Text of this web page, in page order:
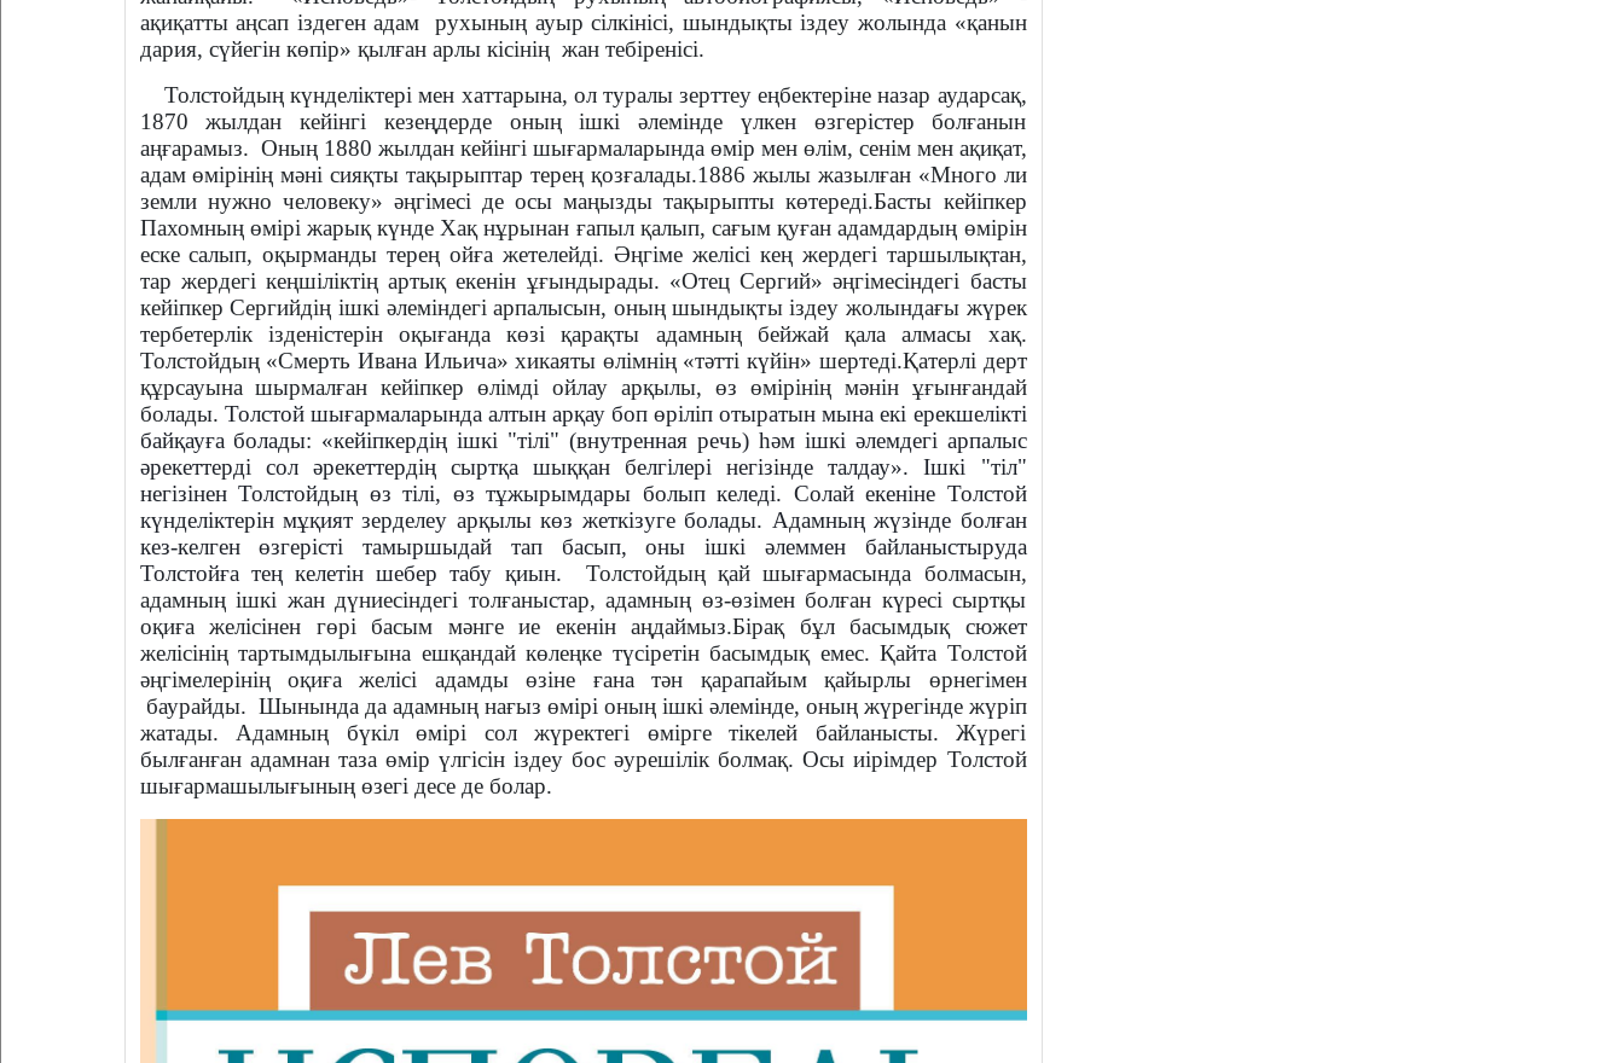
ақиқатты аңсап іздеген адам
рухының ауыр сілкінісі, шындықты іздеу жолында «қанын
дария, сүйегін көпір» қылған арлы кісінің жан тебіренісі.
Толстойдың күнделіктері мен хаттарына, ол туралы зерттеу еңбектеріне назар аударсақ,
1870 жылдан кейінгі кезеңдерде оның ішкі әлемінде үлкен өзгерістер болғанын
аңғарамыз. Оның 1880 жылдан кейінгі шығармаларында өмір мен өлім, сенім мен ақиқат,
адам өмірінің мәні сияқты тақырыптар терең қозғалады.1886 жылы жазылған «Много ли
земли нужно человеку» әңгімесі де осы маңызды тақырыпты көтереді.Басты кейіпкер
Пахомның өмірі жарық күнде Хақ нұрынан ғапыл қалып, сағым қуған адамдардың өмірін
еске салып, оқырманды терең ойға жетелейді. Әңгіме желісі кең жердегі таршылықтан,
тар жердегі кеңшіліктің артық екенін ұғындырады. «Отец Сергий» әңгімесіндегі басты
кейіпкер Сергийдің ішкі әлеміндегі арпалысын, оның шындықты іздеу жолындағы жүрек
тербетерлік ізденістерін оқығанда көзі қарақты адамның бейжай қала алмасы хақ.
Толстойдың «Смерть Ивана Ильича» хикаяты өлімнің «тәтті күйін» шертеді.Қатерлі дерт
құрсауына шырмалған кейіпкер өлімді ойлау арқылы, өз өмірінің мәнін ұғынғандай
болады. Толстой шығармаларында алтын арқау боп өріліп отыратын мына екі ерекшелікті
байқауға болады: «кейіпкердің ішкі "тілі" (внутренная речь) һәм ішкі әлемдегі арпалыс
әрекеттерді сол әрекеттердің сыртқа шыққан белгілері негізінде талдау». Ішкі "тіл"
негізінен Толстойдың өз тілі, өз тұжырымдары болып келеді. Солай екеніне Толстой
күнделіктерін мұқият зерделеу арқылы көз жеткізуге болады. Адамның жүзінде болған
кез-келген өзгерісті тамыршыдай тап басып, оны ішкі әлеммен байланыстыруда
Толстойға тең келетін шебер табу қиын.
Толстойдың қай шығармасында болмасын,
адамның ішкі жан дүниесіндегі толғаныстар, адамның өз-өзімен болған күресі сыртқы
оқиға желісінен гөрі басым мәнге ие екенін аңдаймыз.Бірақ бұл басымдық сюжет
желісінің тартымдылығына ешқандай көлеңке түсіретін басымдық емес. Қайта Толстой
әңгімелерінің оқиға желісі адамды өзіне ғана тән қарапайым қайырлы өрнегімен
баурайды. Шынында да адамның нағыз өмірі оның ішкі әлемінде, оның жүрегінде жүріп
жатады. Адамның бүкіл өмірі сол жүректегі өмірге тікелей байланысты. Жүрегі
былғанған адамнан таза өмір үлгісін іздеу бос әурешілік болмақ. Осы иірімдер Толстой
шығармашылығының өзегі десе де болар.